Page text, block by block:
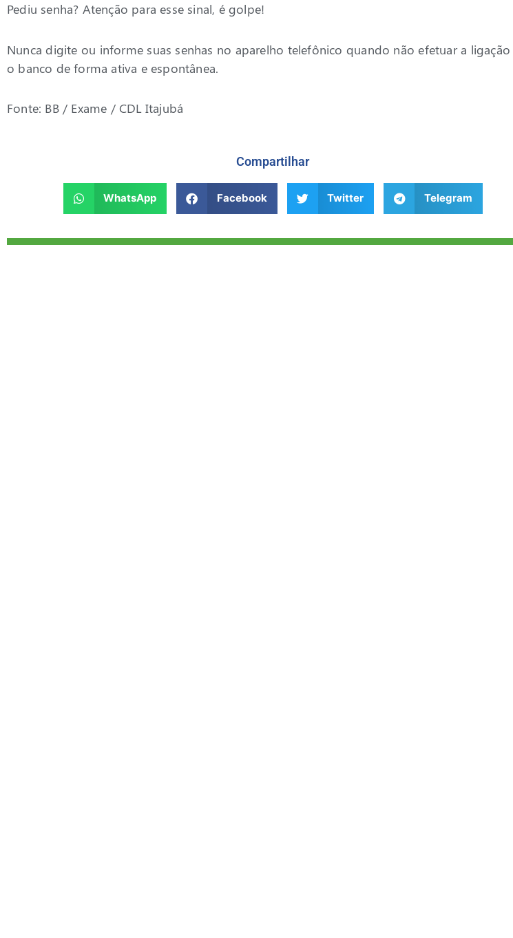
Pediu senha? Atenção para esse sinal, é golpe!
Nunca digite ou informe suas senhas no aparelho telefônico quando não efetuar a ligação
o banco de forma ativa e espontânea.
Fonte: BB / Exame / CDL Itajubá
Compartilhar
WhatsApp Facebook Twitter Telegram